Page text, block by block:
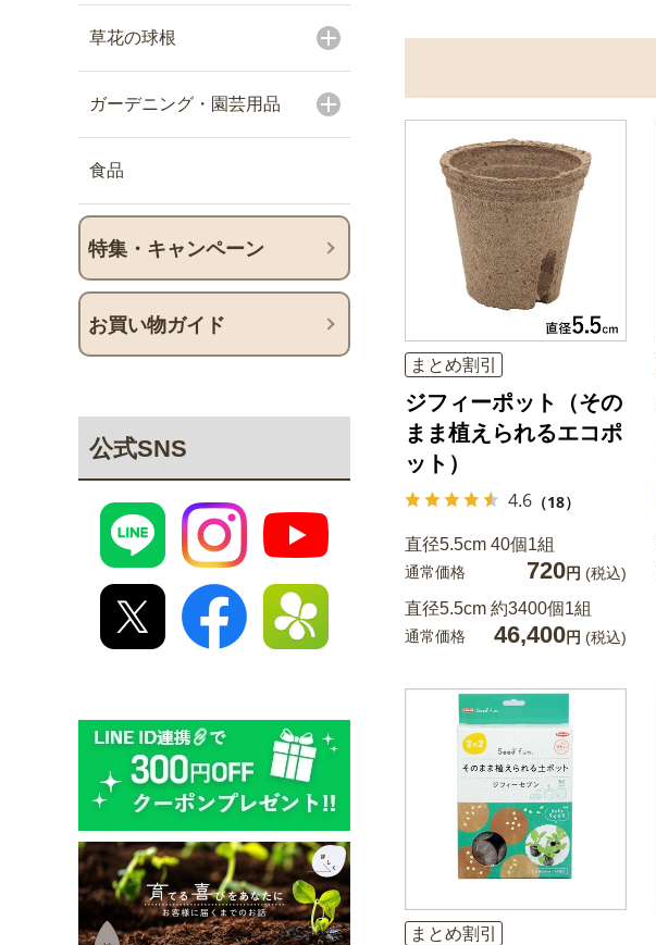
草花の球根
ガーデニング・園芸用品
食品
特集・キャンペーン
お買い物ガイド
公式SNS
まとめ割引
ジフィーポット（その
まま植えられるエコポ
ット）
4.6 （18）
直径5.5cm 40個1組
通常価格 720円 (税込)
直径5.5cm 約3400個1組
通常価格 46,400円 (税込)
まとめ割引